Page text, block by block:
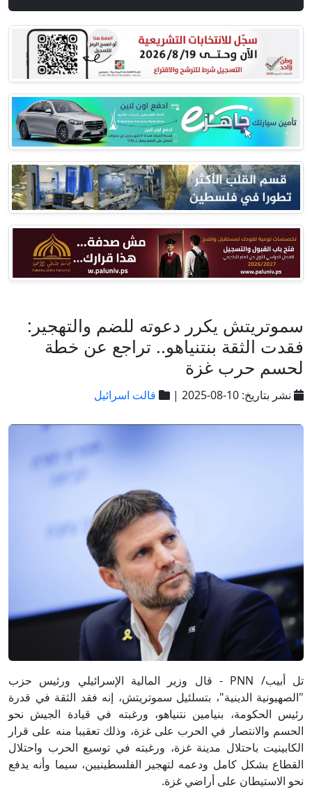
سموتريتش يكرر دعوته للضم والتهجير:
فقدت الثقة بنتنياهو.. تراجع عن خطة
لحسم حرب غزة
نشر بتاريخ: 10-08-2025 | قالت اسرائيل
تل أبيب/ PNN - قال وزير المالية الإسرائيلي ورئيس حزب
"الصهيونية الدينية"، بتسلئيل سموتريتش، إنه فقد الثقة في قدرة
رئيس الحكومة، بنيامين نتنياهو، ورغبته في قيادة الجيش نحو
الحسم والانتصار في الحرب على غزة، وذلك تعقيبا منه على قرار
الكابينيت باحتلال مدينة غزة، ورغبته في توسيع الحرب واحتلال
القطاع بشكل كامل ودعمه لتهجير الفلسطينيين، سيما وأنه يدفع
نحو الاستيطان على أراضي غزة.